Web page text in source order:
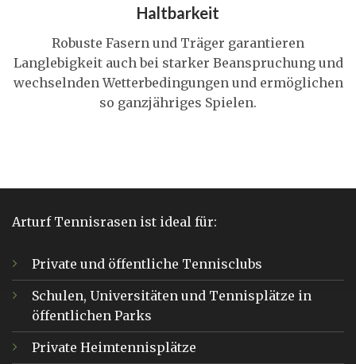
Haltbarkeit
Robuste Fasern und Träger garantieren
Langlebigkeit auch bei starker Beanspruchung und
wechselnden Wetterbedingungen und ermöglichen
so ganzjähriges Spielen.
Arturf Tennisrasen ist ideal für:
Private und öffentliche Tennisclubs
Schulen, Universitäten und Tennisplätze in
öffentlichen Parks
Private Heimtennisplätze